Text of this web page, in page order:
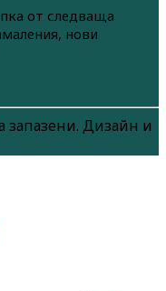
от следваща
нови
запазени. Дизайн и